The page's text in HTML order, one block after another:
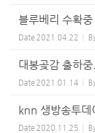
블루베리 수확
Date 2021.04.22
대봉곶감 출하
Date 2021.01.14
knn 생방송투데
Date 2020.11.25